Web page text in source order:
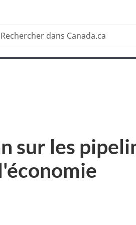
Recherche
sur les